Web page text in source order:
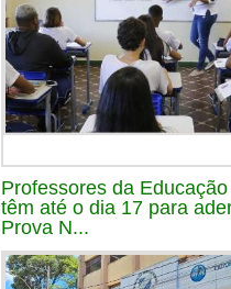
Professores da
têm até o dia 17 para
Prova N...